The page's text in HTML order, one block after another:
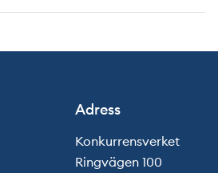
Adress
Konkurrensverket
Ringvägen 100